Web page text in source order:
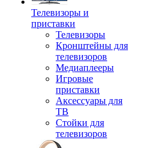
Телевизоры и
приставки
Телевизоры
Кронштейны для
телевизоров
Медиаплееры
Игровые
приставки
Аксессуары для
ТВ
Стойки для
телевизоров